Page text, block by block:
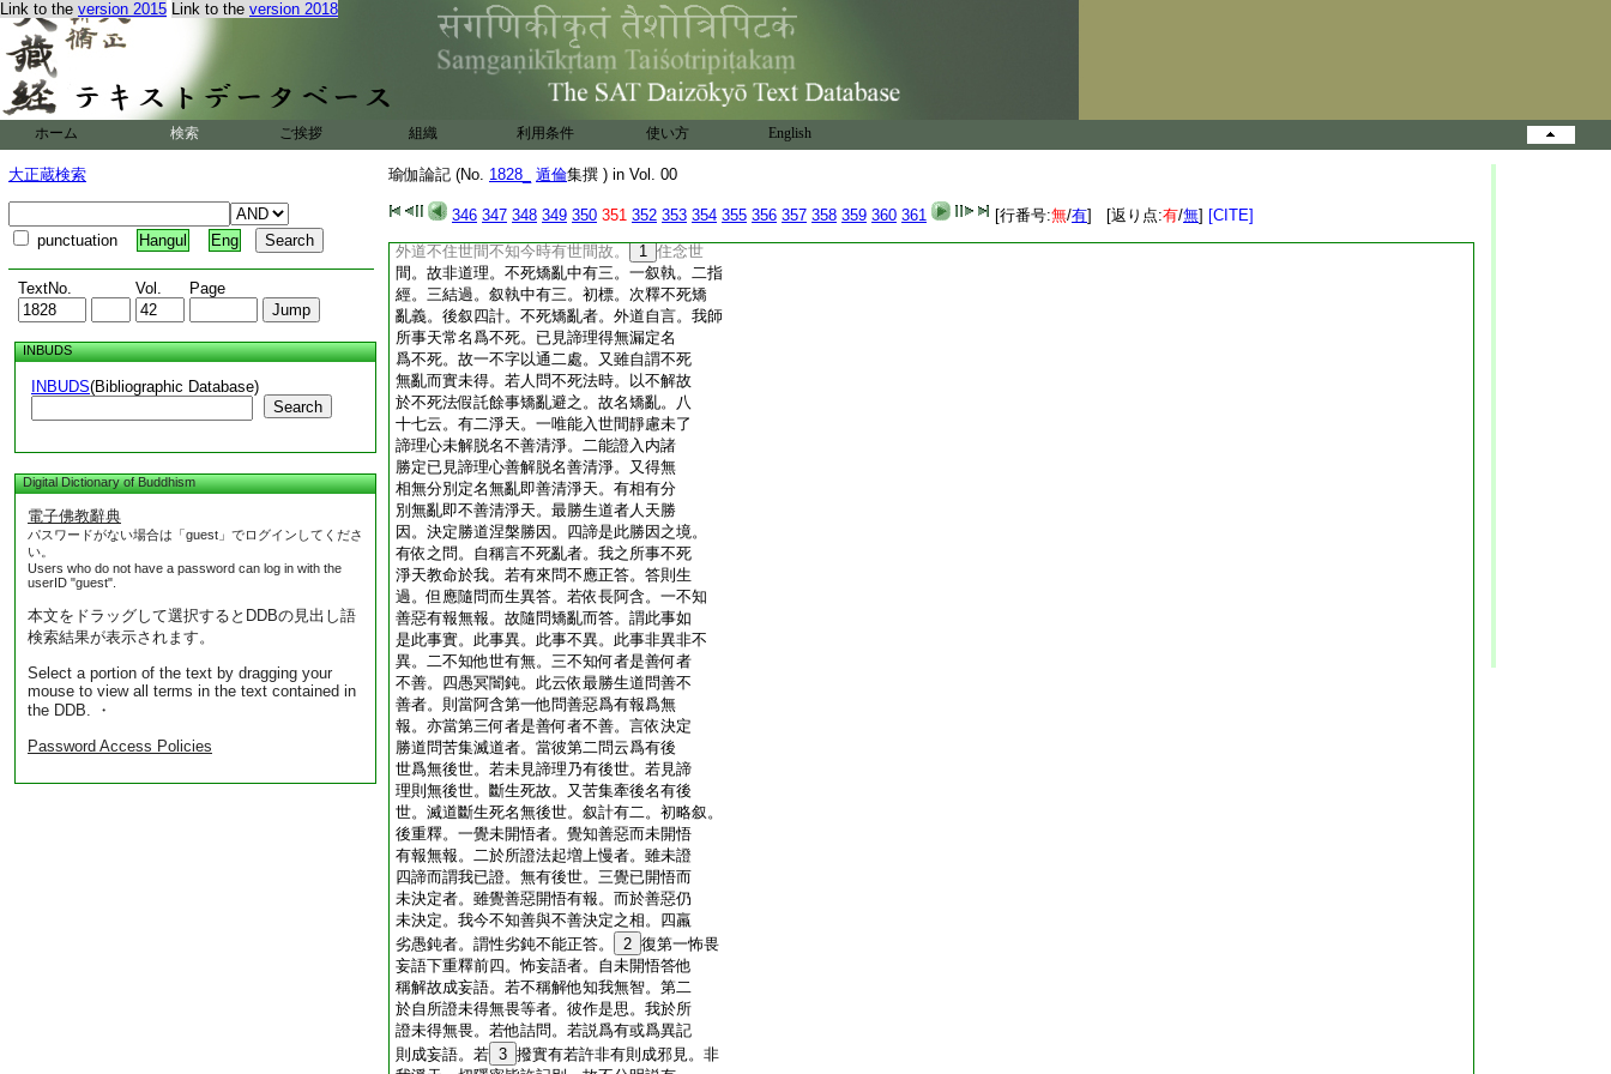
Link to the version 2015 Link to the version 2018
ホーム 検索 ご挨拶 組織 利用条件 使い方 English
大正蔵検索
punctuation Hangul Eng
TextNo. Vol. Page
INBUDS
INBUDS(Bibliographic Database)
Search
Digital Dictionary of Buddhism
電子佛教辭典
パスワードがない場合は「guest」でログインしてくださ
い。
Users who do not have a password can log in with the
userID "guest".
本文をドラッグして選択するとDDBの見出し語
検索結果が表示されます。
Select a portion of the text by dragging your
mouse to view all terms in the text contained in
the DDB. ・
Password Access Policies
瑜伽論記 (No. 1828_ 遁倫集撰 ) in Vol. 00
346 347 348 349 350 351 352 353 354 355 356 357 358 359 360 361 [行番号:無/有] [返り点:有/無] [CITE]
無邊想。若依十方 10 周廣求時。於上下處所見
極邊際起亦有邊想。傍運神通至一二千界
不至三千。謂其無邊起亦無邊想。由異生類
神境智通不越三千故也。八十七説與此不
同。彼云。若時憶念成劫分位。爾時便生三種
妄想。若一向憶上下邊際住有邊想。若一向
憶傍無邊際住無邊想。若下上及傍二倶雙
憶起亦有邊亦無邊。若時憶念壞劫分位起
非有邊非無邊想。諸器世間無所得。故各擧
一執。亦不相違。破中。非世間住念世間邊不
應理者。謂從前壞更無世間便言邊者。則汝
外道不住世間不知今時有世間故。
1 住念世
間。故非道理。不死矯亂中有三。一叙執。二指
經。三結過。叙執中有三。初標。次釋不死矯
亂義。後叙四計。不死矯亂者。外道自言。我師
所事天常名爲不死。已見諦理得無漏定名
爲不死。故一不字以通二處。又雖自謂不死
無亂而實未得。若人問不死法時。以不解故
於不死法假託餘事矯亂避之。故名矯亂。八
十七云。有二淨天。一唯能入世間靜慮未了
諦理心未解脱名不善清淨。二能證入内諸
勝定已見諦理心善解脱名善清淨。又得無
相無分別定名無亂即善清淨天。有相有分
別無亂即不善清淨天。最勝生道者人天勝
因。決定勝道涅槃勝因。四諦是此勝因之境。
有依之問。自稱言不死亂者。我之所事不死
淨天教命於我。若有來問不應正答。答則生
過。但應隨問而生異答。若依長阿含。一不知
善惡有報無報。故隨問矯亂而答。謂此事如
是此事實。此事異。此事不異。此事非異非不
異。二不知他世有無。三不知何者是善何者
不善。四愚冥闇鈍。此云依最勝生道問善不
善者。則當阿含第一他問善惡爲有報爲無
報。亦當第三何者是善何者不善。言依決定
勝道問苦集滅道者。當彼第二問云爲有後
世爲無後世。若未見諦理乃有後世。若見諦
理則無後世。斷生死故。又苦集牽後名有後
世。滅道斷生死名無後世。叙計有二。初略叙。
後重釋。一覺未開悟者。覺知善惡而未開悟
有報無報。二於所證法起増上慢者。雖未證
四諦而謂我已證。無有後世。三覺已開悟而
未決定者。雖覺善惡開悟有報。而於善惡仍
未決定。我今不知善與不善決定之相。四羸
劣愚鈍者。謂性劣鈍不能正答。
2 復第一怖畏
妄語下重釋前四。怖妄語者。自未開悟答他
稱解故成妄語。若不稱解他知我無智。第二
於自所證未得無畏等者。彼作是思。我於所
證未得無畏。若他詰問。若説爲有或爲異記
則成妄語。若 3 撥實有若許非有則成邪見。非